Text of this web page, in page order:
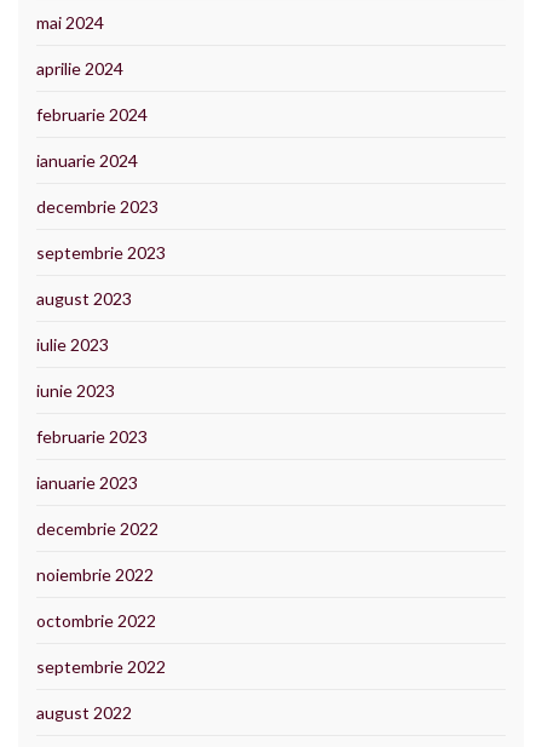
mai 2024
aprilie 2024
februarie 2024
ianuarie 2024
decembrie 2023
septembrie 2023
august 2023
iulie 2023
iunie 2023
februarie 2023
ianuarie 2023
decembrie 2022
noiembrie 2022
octombrie 2022
septembrie 2022
august 2022